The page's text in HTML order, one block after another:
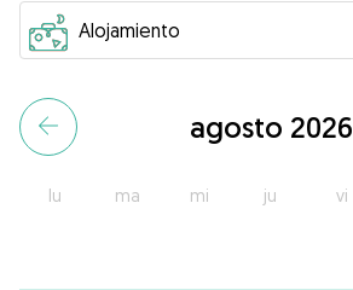
agosto 2026
lu ma mi ju vi